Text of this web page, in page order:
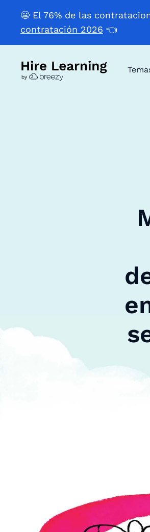
😬 El 76% de las
contratación 2026 👈